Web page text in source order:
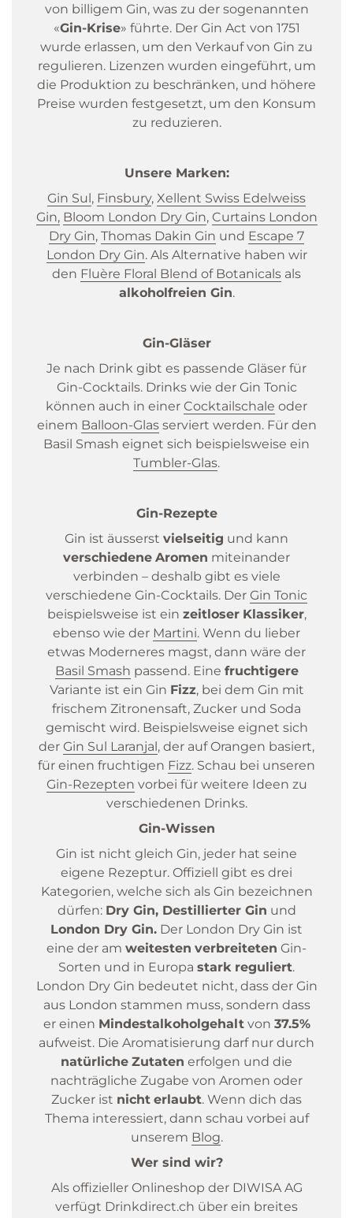
von billigem Gin, was zu der sogenannten
«Gin-Krise» führte. Der Gin Act von 1751
wurde erlassen, um den Verkauf von Gin zu
regulieren. Lizenzen wurden eingeführt, um
die Produktion zu beschränken, und höhere
Preise wurden festgesetzt, um den Konsum
zu reduzieren.
Unsere Marken:
Gin Sul, Finsbury, Xellent Swiss Edelweiss
Gin, Bloom London Dry Gin, Curtains London
Dry Gin, Thomas Dakin Gin und Escape 7
London Dry Gin. Als Alternative haben wir
den Fluère Floral Blend of Botanicals als
alkoholfreien Gin.
Gin-Gläser
Je nach Drink gibt es passende Gläser für
Gin-Cocktails. Drinks wie der Gin Tonic
können auch in einer Cocktailschale oder
einem Balloon-Glasserviert werden. Für den
Basil Smash eignet sich beispielsweise ein
Tumbler-Glas.
Gin-Rezepte
Gin ist äusserst vielseitig und kann
verschiedene Aromen miteinander
verbinden – deshalb gibt es viele
verschiedene Gin-Cocktails. Der Gin Tonic
beispielsweise ist ein zeitloser Klassiker,
ebenso wie der Martini. Wenn du lieber
etwas Moderneres magst, dann wäre der
Basil Smash passend. Eine fruchtigere
Variante ist ein Gin Fizz, bei dem Gin mit
frischem Zitronensaft, Zucker und Soda
gemischt wird. Beispielsweise eignet sich
der Gin Sul Laranjal, der auf Orangen basiert,
für einen fruchtigen Fizz. Schau bei unseren
Gin-Rezepten vorbei für weitere Ideen zu
verschiedenen Drinks.
Gin-Wissen
Gin ist nicht gleich Gin, jeder hat seine
eigene Rezeptur. Offiziell gibt es drei
Kategorien, welche sich als Gin bezeichnen
dürfen: Dry Gin, Destillierter Gin und
London Dry Gin. Der London Dry Gin ist
eine der am weitesten verbreiteten Gin-
Sorten und in Europa stark reguliert.
London Dry Gin bedeutet nicht, dass der Gin
aus London stammen muss, sondern dass
er einen Mindestalkoholgehaltvon 37.5%
aufweist. Die Aromatisierung darf nur durch
natürliche Zutaten erfolgen und die
nachträgliche Zugabe von Aromen oder
Zucker ist nicht erlaubt. Wenn dich das
Thema interessiert, dann schau vorbei auf
unserem Blog.
Wer sind wir?
Als offizieller Onlineshop der DIWISA AG
verfügt Drinkdirect.ch über ein breites